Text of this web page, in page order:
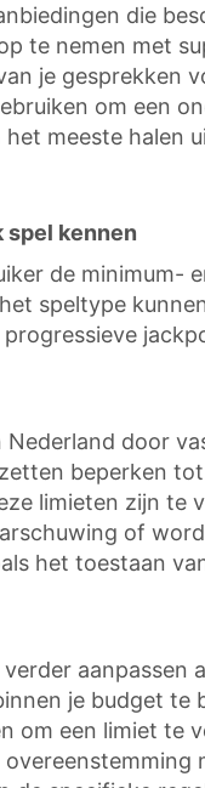
die
te nemen met
je gesprekken
om een
meeste
spel kennen
de
speltype
door
beperken
limieten zijn
of
het toestaan
je budget
om een limiet